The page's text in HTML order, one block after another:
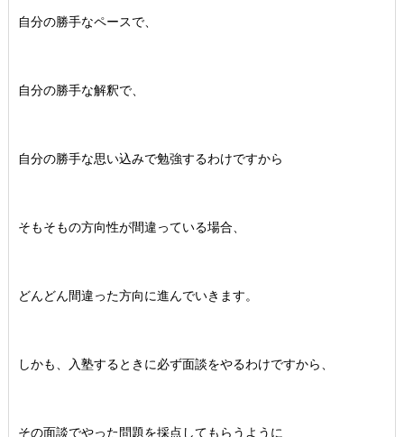
自分の勝手なペースで、
自分の勝手な解釈で、
自分の勝手な思い込みで勉強するわけですから
そもそもの方向性が間違っている場合、
どんどん間違った方向に進んでいきます。
しかも、入塾するときに必ず面談をやるわけですから、
その面談でやった問題を採点してもらうように